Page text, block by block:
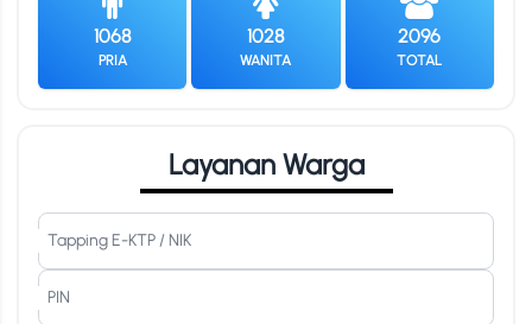
1068
PRIA
1028
WANITA
2096
TOTAL
Layanan Warga
Tapping E-KTP / NIK
PIN